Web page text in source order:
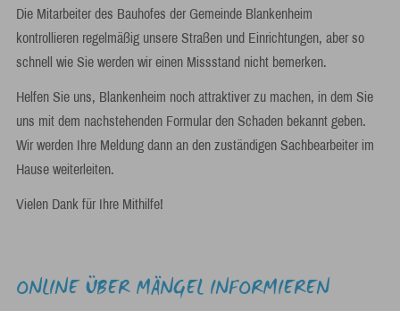
Die Mitarbeiter des Bauhofes der Gemeinde Blankenheim
kontrollieren regelmäßig unsere Straßen und Einrichtungen, aber so
schnell wie Sie werden wir einen Missstand nicht bemerken.
Helfen Sie uns, Blankenheim noch attraktiver zu machen, in dem Sie
uns mit dem nachstehenden Formular den Schaden bekannt geben.
Wir werden Ihre Meldung dann an den zuständigen Sachbearbeiter im
Hause weiterleiten.
Vielen Dank für Ihre Mithilfe!
ONLINE ÜBER MÄNGEL INFORMIEREN